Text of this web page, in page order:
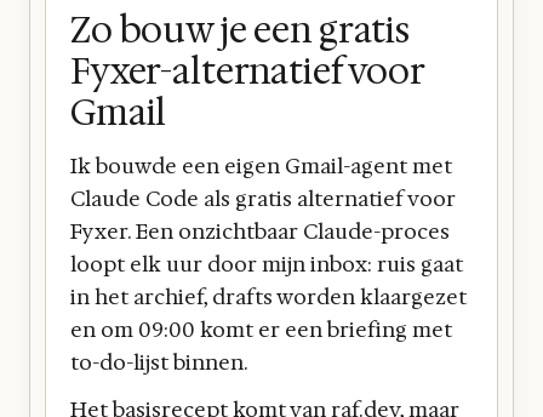
Zo bouw je een gratis
Fyxer-alternatief voor
Gmail
Ik bouwde een eigen Gmail-agent met
Claude Code als gratis alternatief voor
Fyxer. Een onzichtbaar Claude-proces
loopt elk uur door mijn inbox: ruis gaat
in het archief, drafts worden klaargezet
en om 09:00 komt er een briefing met
to-do-lijst binnen.
Het basisrecept komt van raf.dev, maar